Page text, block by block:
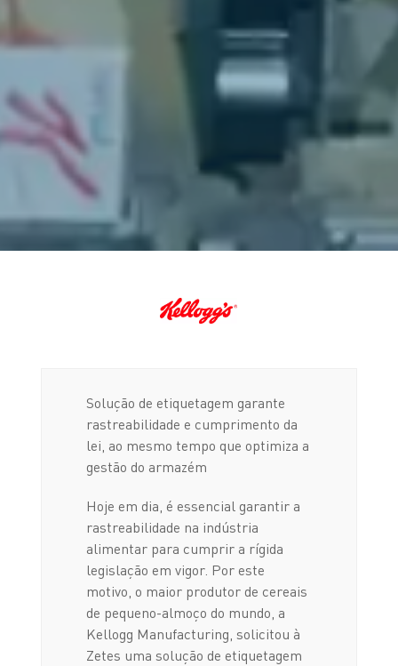
Solução de etiquetagem garante
rastreabilidade e cumprimento da
lei, ao mesmo tempo que optimiza a
gestão do armazém
Hoje em dia, é essencial garantir a
rastreabilidade na indústria
alimentar para cumprir a rígida
legislação em vigor. Por este
motivo, o maior produtor de cereais
de pequeno-almoço do mundo, a
Kellogg Manufacturing, solicitou à
Zetes uma solução de etiquetagem